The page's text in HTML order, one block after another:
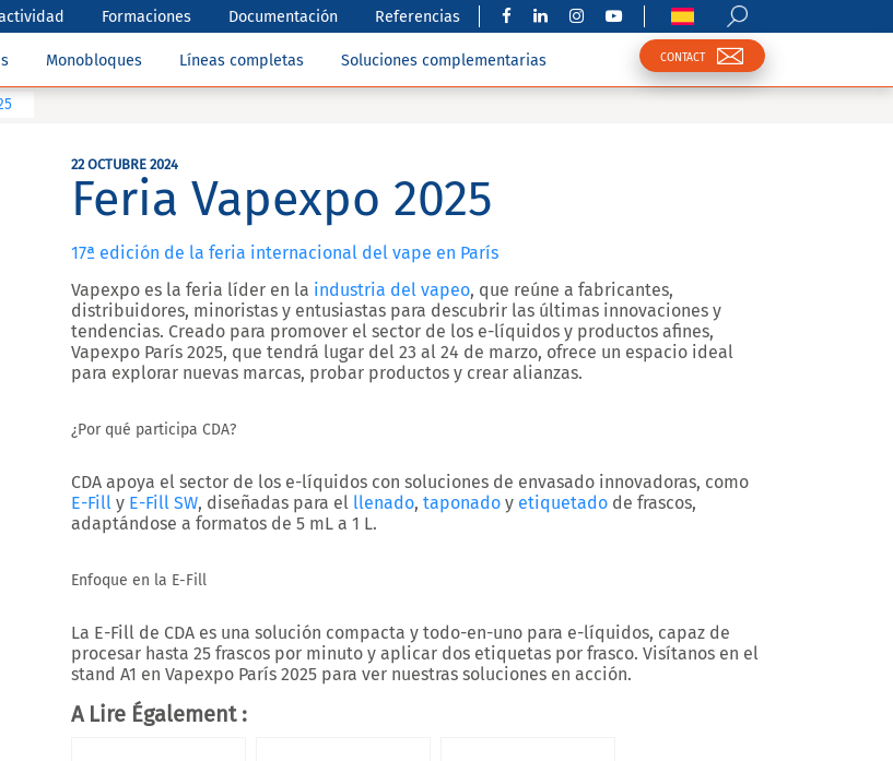
Formaciones Documentación Referencias
Monobloques Líneas completas Soluciones complementarias CONTACT
22 OCTUBRE 2024
Feria Vapexpo 2025
17ª edición de la feria internacional del vape en París
Vapexpo es la feria líder en la industria del vapeo, que reúne a fabricantes,
distribuidores, minoristas y entusiastas para descubrir las últimas innovaciones y
tendencias. Creado para promover el sector de los e-líquidos y productos afines,
Vapexpo París 2025, que tendrá lugar del 23 al 24 de marzo, ofrece un espacio ideal
para explorar nuevas marcas, probar productos y crear alianzas.
¿Por qué participa CDA?
CDA apoya el sector de los e-líquidos con soluciones de envasado innovadoras, como
E-Fill y E-Fill SW, diseñadas para el llenado, taponado y etiquetado de frascos,
adaptándose a formatos de 5 mL a 1 L.
Enfoque en la E-Fill
La E-Fill de CDA es una solución compacta y todo-en-uno para e-líquidos, capaz de
procesar hasta 25 frascos por minuto y aplicar dos etiquetas por frasco. Visítanos en el
stand A1 en Vapexpo París 2025 para ver nuestras soluciones en acción.
A Lire Également :